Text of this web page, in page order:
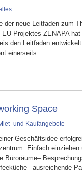
der neue Leitfaden zum
EU-Projektes ZENAPA
den Leitfaden
einerseits…
Space
und Kaufangebote
Geschäftsidee
Einfach
Büroräume–
ausreichende